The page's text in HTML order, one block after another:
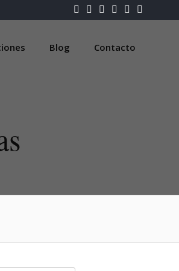
Blog Contacto